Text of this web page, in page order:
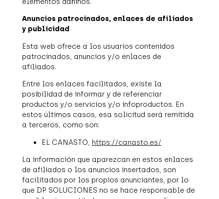
Anuncios patrocinados, enlaces de afiliados
y publicidad
Esta web ofrece a los usuarios contenidos
patrocinados, anuncios y/o enlaces de
afiliados.
Entre los enlaces facilitados, existe la
posibilidad de informar y de referenciar
productos y/o servicios y/o infoproductos. En
estos últimos casos, esa solicitud será remitida
a terceros, como son:
EL CANASTO, https://canasto.es/
La información que aparezcan en estos enlaces
de afiliados o los anuncios insertados, son
facilitados por los propios anunciantes, por lo
que DP SOLUCIONES no se hace responsable de